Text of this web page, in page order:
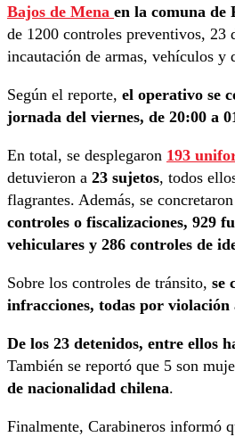
Bajos de Mena en la comuna de
de 1200 controles preventivos, 23
incautación de armas, vehículos y
Según el reporte, el operativo se
jornada del viernes, de 20:00 a
En total, se desplegaron 193
detuvieron a 23 sujetos, todos
flagrantes. Además, se
controles o fiscalizaciones, 929
vehiculares y 286 controles de
Sobre los controles de tránsito, se
infracciones, todas por violación
De los 23 detenidos, entre ellos
También se reportó que 5 son
de nacionalidad chilena.
Finalmente, Carabineros informó